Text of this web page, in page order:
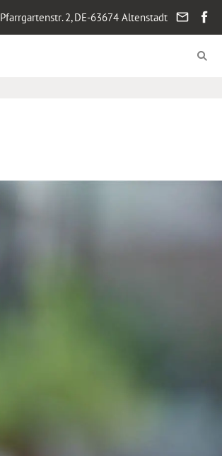
Pfarrgartenstr. 2, DE-63674 Altenstadt